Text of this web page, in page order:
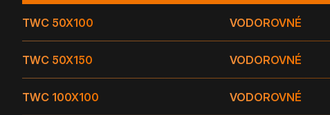
TWC 50X100 VODOROVNÉ
TWC 50X150 VODOROVNÉ
TWC 100X100 VODOROVNÉ